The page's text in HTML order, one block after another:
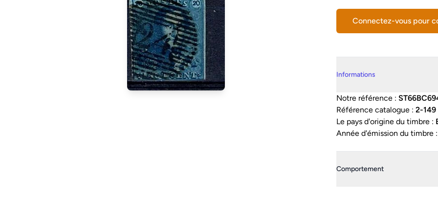
Connectez-vous pour
Informations
Notre référence :
Référence catalogue : 2-149
Le pays d'origine du timbre :
Année d'émission du timbre
Comportement